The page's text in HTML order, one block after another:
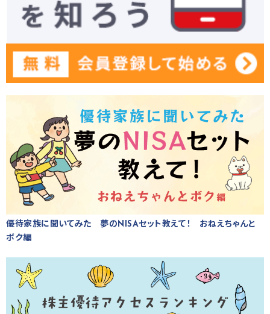
優待家族に聞いてみた 夢のNISAセット教えて！ おねえちゃんと
ボク編